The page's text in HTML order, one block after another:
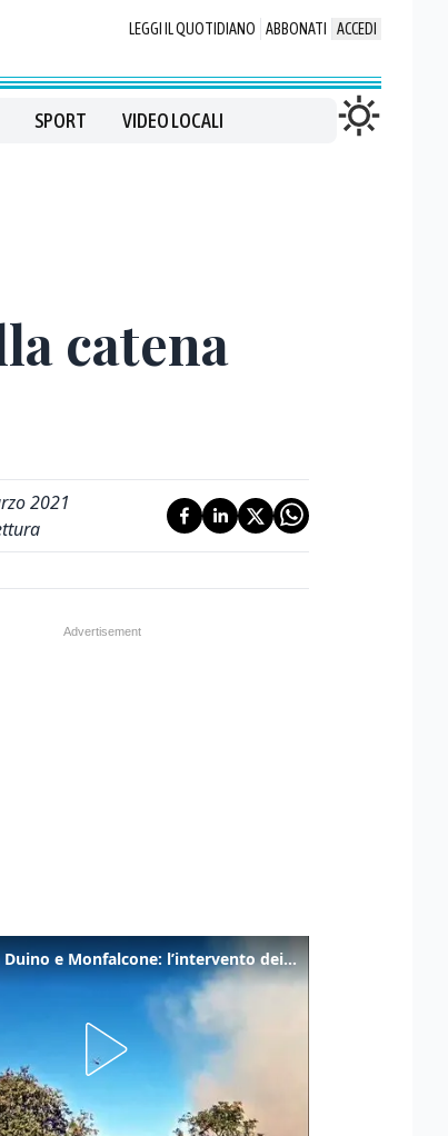
LEGGI IL QUOTIDIANO ABBONATI ACCEDI
SPORT VIDEO LOCALI
catena
2021
Incendio tra Duino e Monfalcone: l’intervento dei vigili del fuoco